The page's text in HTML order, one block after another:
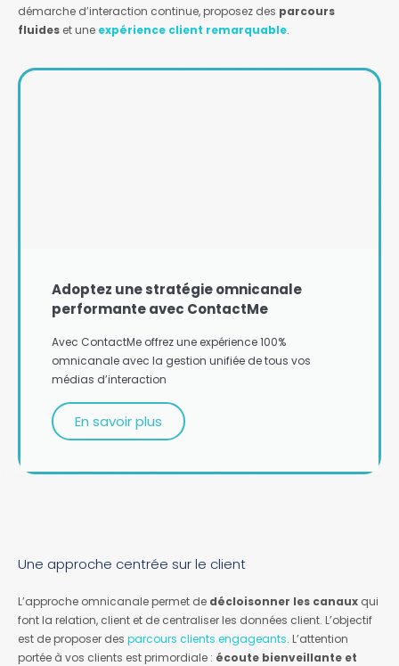
démarche d’interaction continue, proposez des parcours
fluides et une expérience client remarquable.
Adoptez une stratégie omnicanale
performante avec ContactMe
Avec ContactMe offrez une expérience 100%
omnicanale avec la gestion unifiée de tous vos
médias d’interaction
En savoir plus
Une approche centrée sur le client
L’approche omnicanale permet de décloisonner les canaux qui
font la relation, client et de centraliser les données client. L’objectif
est de proposer des parcours clients engageants. L’attention
portée à vos clients est primordiale : écoute bienveillante et